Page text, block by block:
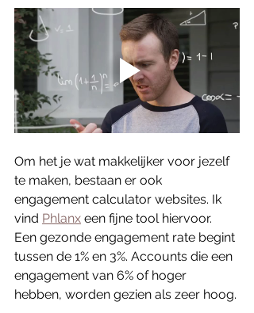
Om het je wat makkelijker voor jezelf
te maken, bestaan er ook
engagement calculator websites. Ik
vind Phlanx een fijne tool hiervoor.
Een gezonde engagement rate begint
tussen de 1% en 3%. Accounts die een
engagement van 6% of hoger
hebben, worden gezien als zeer hoog.